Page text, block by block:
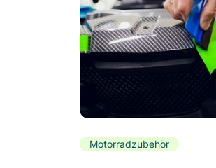
Motorradzubehör